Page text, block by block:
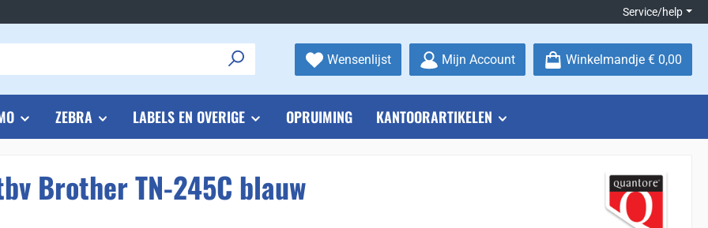
Service/help
WensenlijstJe hebt 0 items op je verlanglijstje
Mijn Account Winkelmandje € 0,00
ZEBRA LABELS EN OVERIGE OPRUIMING KANTOORARTIKELEN
Brother TN-245C blauw